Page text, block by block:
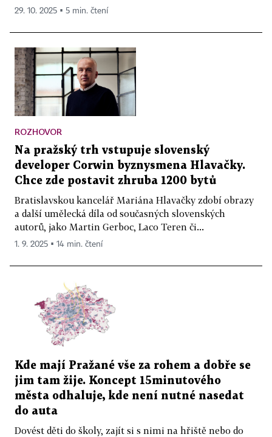
29. 10. 2025 ▪ 5 min. čtení
ROZHOVOR
Na pražský trh vstupuje slovenský
developer Corwin byznysmena Hlavačky.
Chce zde postavit zhruba 1200 bytů
Bratislavskou kancelář Mariána Hlavačky zdobí obrazy
a další umělecká díla od současných slovenských
autorů, jako Martin Gerboc, Laco Teren či...
1. 9. 2025 ▪ 14 min. čtení
Kde mají Pražané vše za rohem a dobře se
jim tam žije. Koncept 15minutového
města odhaluje, kde není nutné nasedat
do auta
Dovést děti do školy, zajít si s nimi na hřiště nebo do